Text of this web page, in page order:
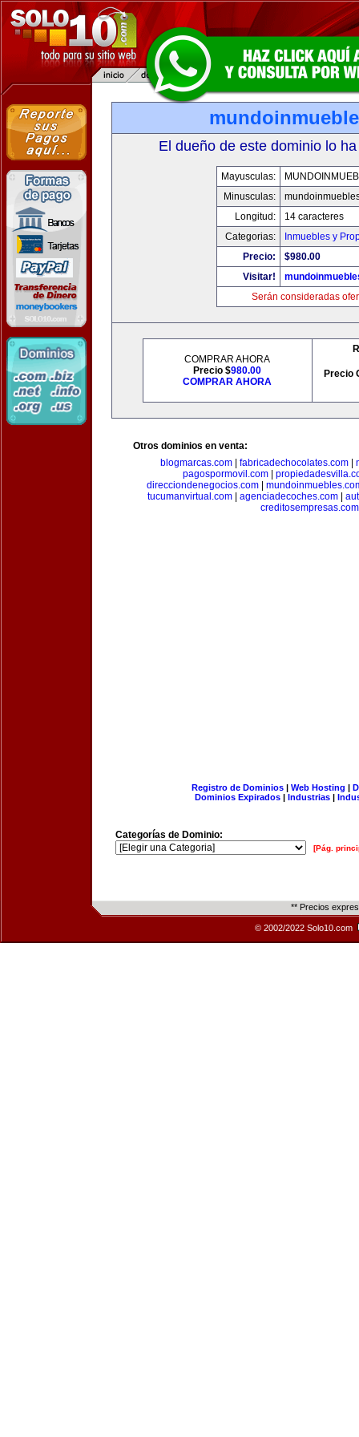
El dueño de este dominio lo
Mayusculas:
Minusculas:
Longitud:
14 caracteres
Categorias:
Inmuebles y
Precio:
$980.00
Visitar!
Serán consideradas
COMPRAR AHORA
Precio $980.00
COMPRAR AHORA
Precio
Otros dominios en venta:
blogmarcas.com
fabricadechocolates.com
pagospormovil.com
direcciondenegocios.com
tucumanvirtual.com| agenciadecoches.com|
creditosempresas.com
Registro de Dominios| Web Hosting |
Dominios Expirados | Industrias |
Categorías de Dominio:
[Pág.
** Precios
© 2002/2022 Solo10.com